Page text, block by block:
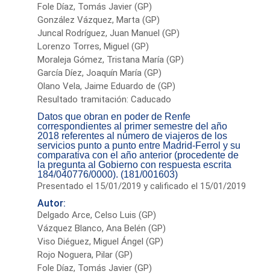
Fole Díaz, Tomás Javier (GP)
González Vázquez, Marta (GP)
Juncal Rodríguez, Juan Manuel (GP)
Lorenzo Torres, Miguel (GP)
Moraleja Gómez, Tristana María (GP)
García Díez, Joaquín María (GP)
Olano Vela, Jaime Eduardo de (GP)
Resultado tramitación: Caducado
Datos que obran en poder de Renfe
correspondientes al primer semestre del año
2018 referentes al número de viajeros de los
servicios punto a punto entre Madrid-Ferrol y su
comparativa con el año anterior (procedente de
la pregunta al Gobierno con respuesta escrita
184/040776/0000). (181/001603)
Presentado el 15/01/2019 y calificado el 15/01/2019
Autor:
Delgado Arce, Celso Luis (GP)
Vázquez Blanco, Ana Belén (GP)
Viso Diéguez, Miguel Ángel (GP)
Rojo Noguera, Pilar (GP)
Fole Díaz, Tomás Javier (GP)